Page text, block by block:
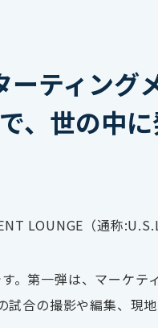
ティング
、世の中
LOUNGE （通称
。第一弾は、マーケテ
試合の撮影や編集、現